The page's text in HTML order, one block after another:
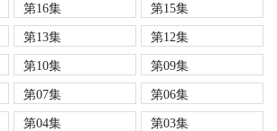
第16集
第15集
第13集
第12集
第10集
第09集
第07集
第06集
第04集
第03集